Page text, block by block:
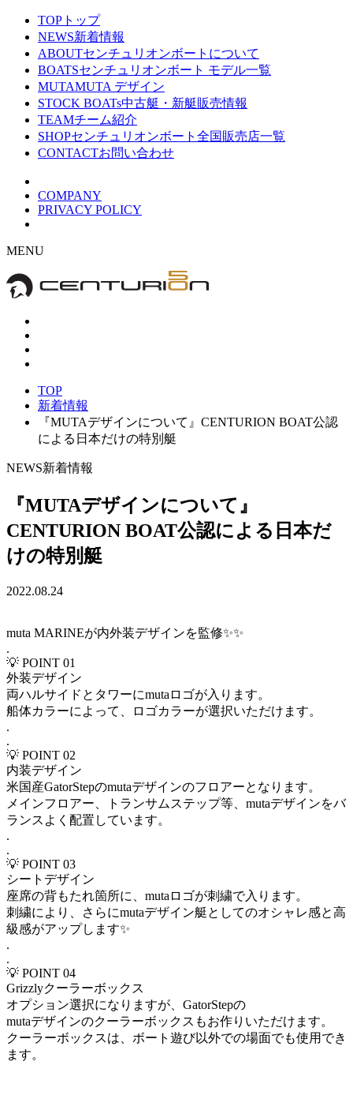
TOP トップ
NEWS新着情報
ABOUTセンチュリオンボートについて
BOATSセンチュリオンボート モデル一覧
MUTAMUTA デザイン
STOCK BOATs中古艇・新艇販売情報
TEAMチーム紹介
SHOPセンチュリオンボート全国販売店一覧
CONTACTお問い合わせ
COMPANY
PRIVACY POLICY
MENU
TOP
新着情報
『MUTAデザインについて』CENTURION BOAT公認
による日本だけの特別艇
NEWS新着情報
『MUTAデザインについて』
CENTURION BOAT公認による日本だ
けの特別艇
2022.08.24
muta MARINEが内外装デザインを監修✨✨
.
💡 POINT 01
外装デザイン
両ハルサイドとタワーにmutaロゴが入ります。
船体カラーによって、ロゴカラーが選択いただけます。
.
.
💡 POINT 02
内装デザイン
米国産GatorStepのmutaデザインのフロアーとなります。
メインフロアー、トランサムステップ等、mutaデザインをバ
ランスよく配置しています。
.
.
💡 POINT 03
シートデザイン
座席の背もたれ箇所に、mutaロゴが刺繍で入ります。
刺繍により、さらにmutaデザイン艇としてのオシャレ感と高
級感がアップします✨
.
.
💡 POINT 04
Grizzlyクーラーボックス
オプション選択になりますが、GatorStepの
mutaデザインのクーラーボックスもお作りいただけます。
クーラーボックスは、ボート遊び以外での場面でも使用でき
ます。